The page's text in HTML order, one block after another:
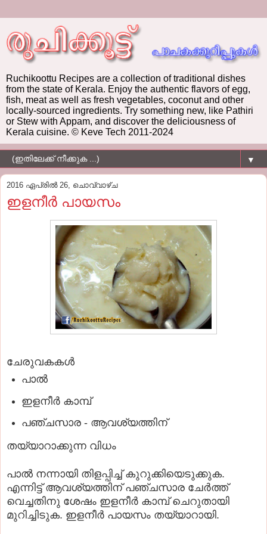
Ruchikoottu Recipes are a collection of traditional dishes
from the state of Kerala. Enjoy the authentic flavors of egg,
fish, meat as well as fresh vegetables, coconut and other
locally-sourced ingredients. Try something new, like Pathiri
or Stew with Appam, and discover the deliciousness of
Kerala cuisine. © Keve Tech 2011-2024
▼
2016 ഏപ്രിൽ 26, ചൊവ്വാഴ്ച
ഇളനീര്‍ പായസം
ചേരുവകകൾ
പാല്‍
ഇളനീര്‍ കാമ്പ്
പഞ്ചസാര - ആവശ്യത്തിന്
തയ്യാറാക്കുന്ന വിധം
പാല്‍ നന്നായി തിളപ്പിച്ച് കുറുക്കിയെടുക്കുക.
എന്നിട്ട് ആവശ്യത്തിന് പഞ്ചസാര ചേര്‍ത്ത്
വെച്ചതിനു ശേഷം ഇളനീര്‍ കാമ്പ് ചെറുതായി
മുറിച്ചിടുക. ഇളനീര്‍ പായസം തയ്യാറായി.